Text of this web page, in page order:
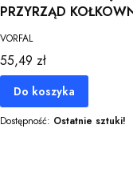
PRZYRZĄD
VORFAL
Cena
55,49 zł
Do koszyka
Dostępność: Ostatnie sztuki!